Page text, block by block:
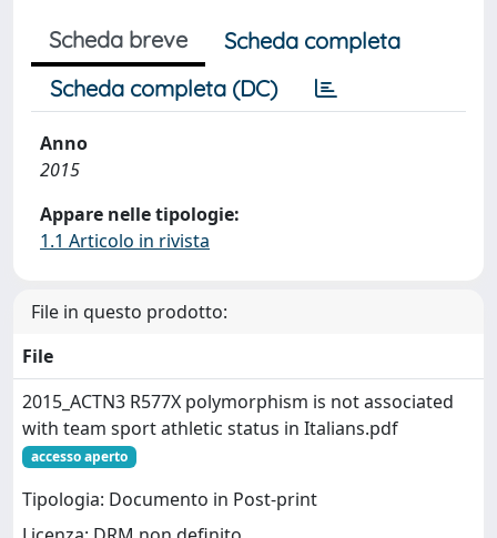
Scheda breve
Scheda completa
Scheda completa (DC)
Anno
2015
Appare nelle tipologie:
1.1 Articolo in rivista
File in questo prodotto:
File
2015_ACTN3 R577X polymorphism is not associated
with team sport athletic status in Italians.pdf
accesso aperto
Tipologia: Documento in Post-print